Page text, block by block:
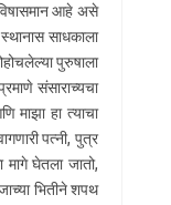
आहे असे
साधकाला
पुरुषाला
संसाराच्यचा
माझा हा त्याचा
पत्नी, पुत्र
घेतला जातो,
भितीने शपथ